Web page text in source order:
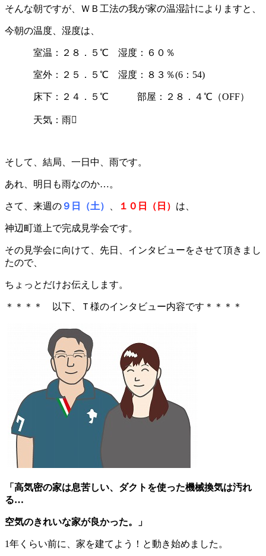
そんな朝ですが、ＷＢ工法の我が家の温湿計によりますと、
今朝の温度、湿度は、
室温：２８．５℃ 湿度：６０％
室外：２５．５℃ 湿度：８３％(6：54)
床下：２４．５℃ 部屋：２８．４℃（OFF）
天気：雨
そして、結局、一日中、雨です。
あれ、明日も雨なのか…。
さて、来週の ９日（土） １０日（日） は、
神辺町道上で完成見学会です。
その見学会に向けて、先日、インタビューをさせて頂きまし
たので、
ちょっとだけお伝えします。
＊＊＊＊ 以下、Ｔ様のインタビュー内容です＊＊＊＊
「高気密の家は息苦しい、ダクトを使った機械換気は汚れ
る…
空気のきれいな家が良かった。」
1年くらい前に、家を建てよう！と動き始めました。